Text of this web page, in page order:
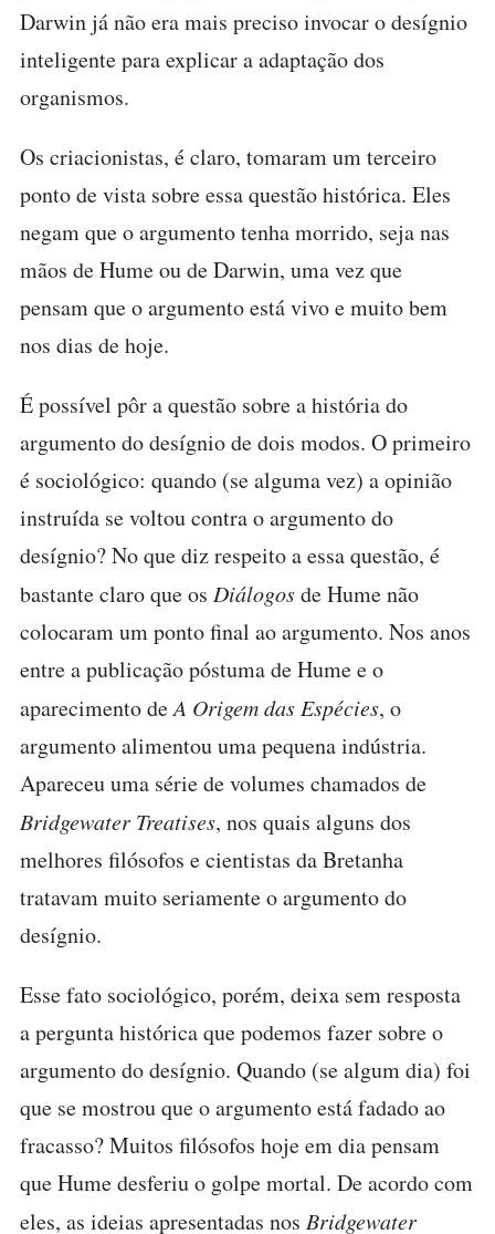
Darwin já não era mais preciso invocar o desígnio
inteligente para explicar a adaptação dos
organismos.
Os criacionistas, é claro, tomaram um terceiro
ponto de vista sobre essa questão histórica. Eles
negam que o argumento tenha morrido, seja nas
mãos de Hume ou de Darwin, uma vez que
pensam que o argumento está vivo e muito bem
nos dias de hoje.
É possível pôr a questão sobre a história do
argumento do desígnio de dois modos. O primeiro
é sociológico: quando (se alguma vez) a opinião
instruída se voltou contra o argumento do
desígnio? No que diz respeito a essa questão, é
bastante claro que os Diálogosde Hume não
colocaram um ponto final ao argumento. Nos anos
entre a publicação póstuma de Hume e o
aparecimento deA Origem das Espécies, o
argumento alimentou uma pequena indústria.
Apareceu uma série de volumes chamados de
Bridgewater Treatises, nos quais alguns dos
melhores filósofos e cientistas da Bretanha
tratavam muito seriamente o argumento do
desígnio.
Esse fato sociológico, porém, deixa sem resposta
a pergunta histórica que podemos fazer sobre o
argumento do desígnio. Quando (se algum dia) foi
que se mostrou que o argumento está fadado ao
fracasso? Muitos filósofos hoje em dia pensam
que Hume desferiu o golpe mortal. De acordo com
eles, as ideias apresentadas nos Bridgewater